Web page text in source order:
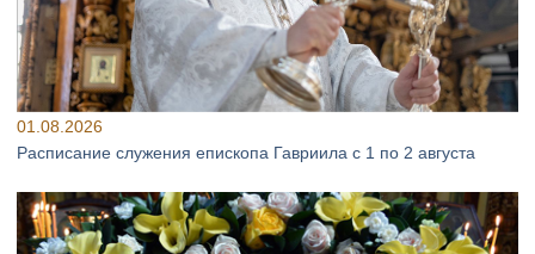
01.08.2026
Расписание служения епископа Гавриила с 1 по 2 августа